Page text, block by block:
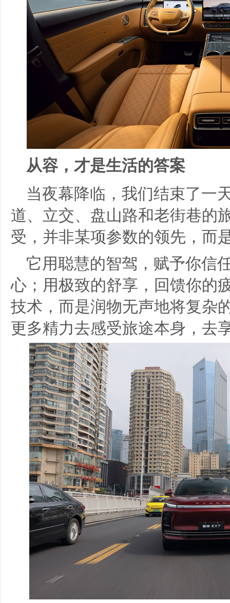
从容，才是生活的答案
当夜幕降临，我们结束了一
道、立交、盘山路和老街巷的
受，并非某项参数的领先，而
它用聪慧的智驾，赋予你信
心；用极致的舒享，回馈你的
技术，而是润物无声地将复杂
更多精力去感受旅途本身，去